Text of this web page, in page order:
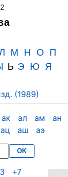
М Н О
П
Ь Э Ю Я
(1989)
ак ал ам
ан
ац аш аэ
OK
+7